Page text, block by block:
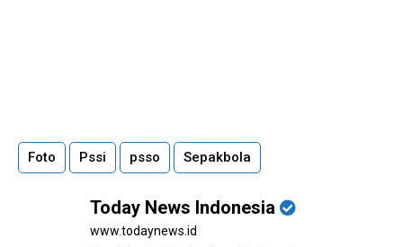
Foto Pssi psso Sepakbola
Today News Indonesia
www.todaynews.id